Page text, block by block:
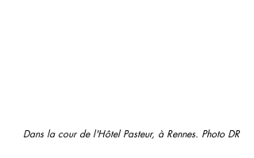
Dans la cour de l'Hôtel Pasteur, à Rennes. Photo DR